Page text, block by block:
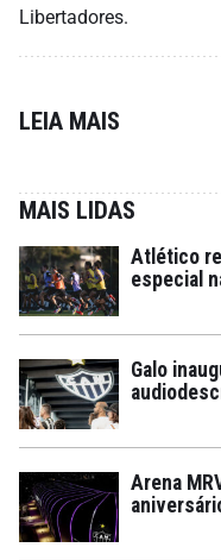
Libertadores.
LEIA MAIS
MAIS LIDAS
Atlético
especial
Galo
Arena